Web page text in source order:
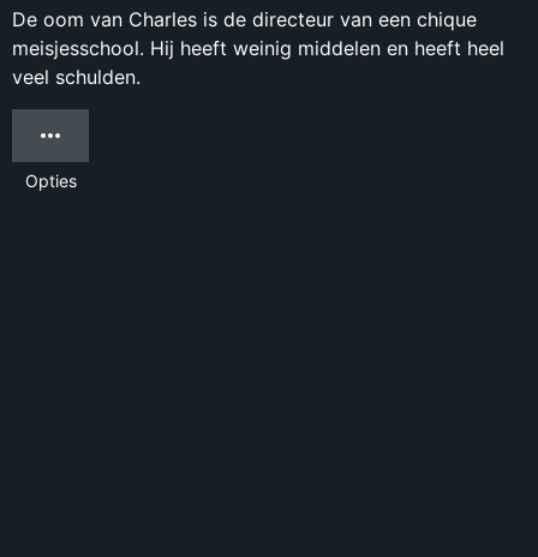
De oom van Charles is de directeur van een chique
meisjesschool. Hij heeft weinig middelen en heeft heel
veel schulden.
Opties